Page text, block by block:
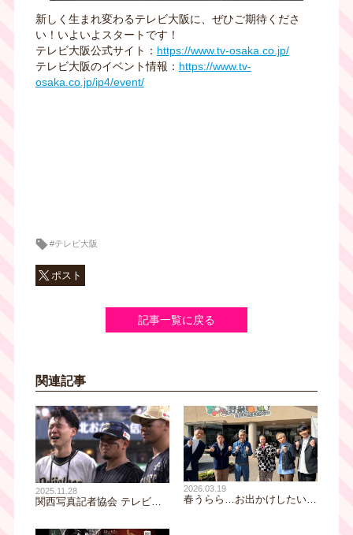
新しく生まれ変わるテレビ大阪に、ぜひご期待くださ
い！いよいよスタートです！
テレビ大阪公式サイト： https://www.tv-osaka.co.jp/
テレビ大阪のイベント情報： https://www.tv-
osaka.co.jp/ip4/event/
#テレビ大阪
ポスト
記事一覧に戻る
関連記事
2025.11.28
関西写真記者協会 テレビ・
2026.03.19
春うらら…お出かけしたい！